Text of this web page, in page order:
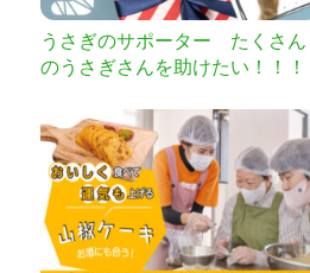
うさぎのサポーター たくさん
のうさぎさんを助けたい！！！